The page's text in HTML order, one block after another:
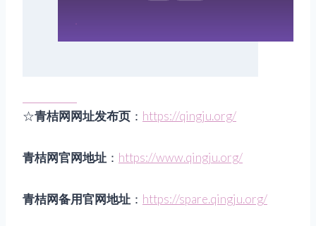
☆青桔网网址发布页 ： https://qingju.org/
青桔网官网地址 ： https://www.qingju.org/
青桔网备用官网地址 ： https://spare.qingju.org/